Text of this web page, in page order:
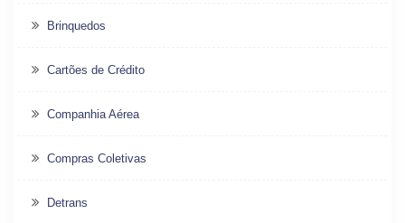
Brinquedos
Cartões de Crédito
Companhia Aérea
Compras Coletivas
Detrans